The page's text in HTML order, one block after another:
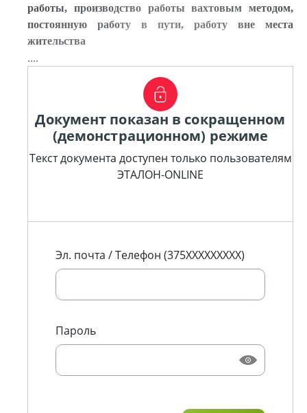
работы, производство работы вахтовым методом,
постоянную работу в пути, работу вне места
жительства
....
Документ показан в сокращенном
(демонстрационном) режиме
Текст документа доступен только пользователям
ЭТАЛОН-ONLINE
Эл. почта / Телефон (375XXXXXXXXX)
Пароль